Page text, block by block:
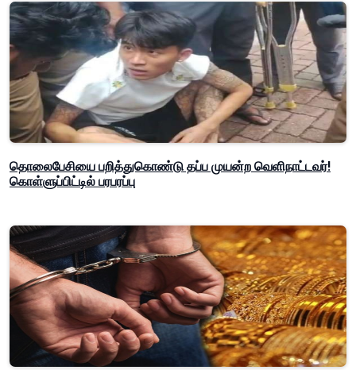
தொலைபேசியை பறித்துகொண்டு தப்ப முயன்ற வெளிநாட்டவர்!
கொள்ளுப்பிட்டில் பரபரப்பு